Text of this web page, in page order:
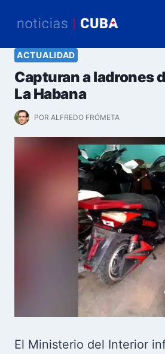
ACTUALIDAD
Capturan a ladrones
La Habana
POR ALFREDO FRÓMETA
El Ministerio del Interior